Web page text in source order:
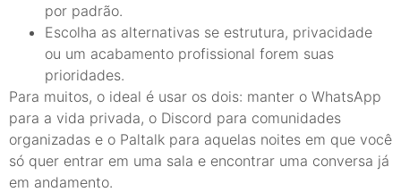
por padrão.
Escolha as alternativas se estrutura, privacidade
ou um acabamento profissional forem suas
prioridades.
Para muitos, o ideal é usar os dois: manter o WhatsApp
para a vida privada, o Discord para comunidades
organizadas e o Paltalk para aquelas noites em que você
só quer entrar em uma sala e encontrar uma conversa já
em andamento.